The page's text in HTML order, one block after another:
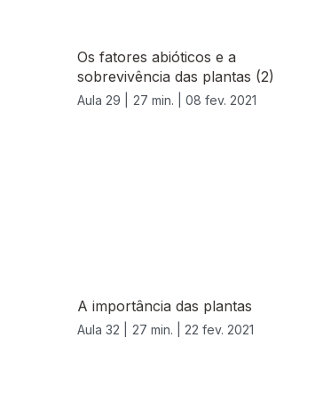
Os fatores abióticos e a
sobrevivência das plantas (2)
Aula 29 | 27 min. | 08 fev. 2021
A importância das plantas
Aula 32 | 27 min. | 22 fev. 2021